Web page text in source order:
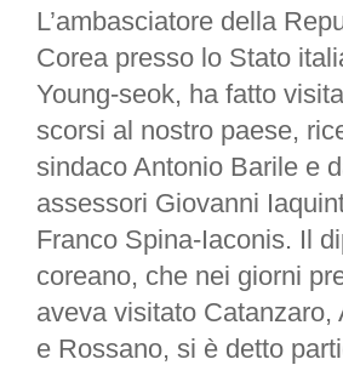
L’ambasciatore della
Corea presso lo Stato
Young-seok, ha fatto
scorsi al nostro paese,
sindaco Antonio Barile e
assessori Giovanni
Franco Spina-Iaconis. Il
coreano, che nei giorni
aveva visitato Catanzaro,
e Rossano, si è detto